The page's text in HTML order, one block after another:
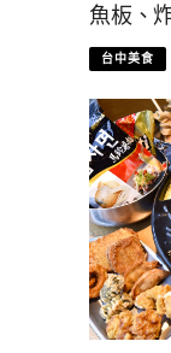
魚板、
台中美食